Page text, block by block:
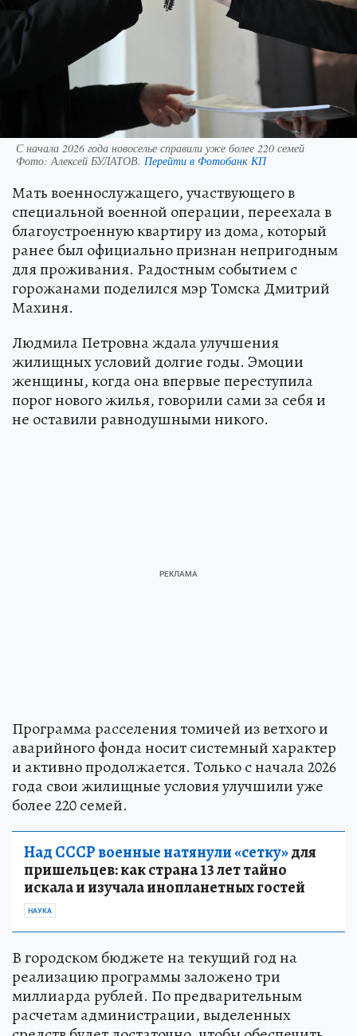
С начала 2026 года новоселье справили уже более 220 семей
Фото: Алексей БУЛАТОВ. Перейти в Фотобанк КП
Мать военнослужащего, участвующего в
специальной военной операции, переехала в
благоустроенную квартиру из дома, который
ранее был официально признан непригодным
для проживания. Радостным событием с
горожанами поделился мэр Томска Дмитрий
Махиня.
Людмила Петровна ждала улучшения
жилищных условий долгие годы. Эмоции
женщины, когда она впервые переступила
порог нового жилья, говорили сами за себя и
не оставили равнодушными никого.
Программа расселения томичей из ветхого и
аварийного фонда носит системный характер
и активно продолжается. Только с начала 2026
года свои жилищные условия улучшили уже
более 220 семей.
Над СССР военные натянули «сетку»для
пришельцев: как страна 13 лет тайно
искала и изучала инопланетных гостей
НАУКА
В городском бюджете на текущий год на
реализацию программы заложено три
миллиарда рублей. По предварительным
расчетам администрации, выделенных